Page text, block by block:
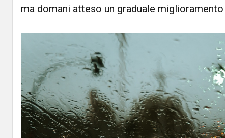
ma domani atteso un graduale